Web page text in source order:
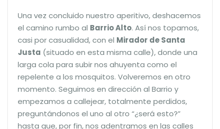
Una vez concluido nuestro aperitivo, deshacemos
el camino rumbo al Barrio Alto. Así nos topamos,
casi por casualidad, con el Mirador de Santa
Justa (situado en esta misma calle), donde una
larga cola para subir nos ahuyenta como el
repelente a los mosquitos. Volveremos en otro
momento. Seguimos en dirección al Barrio y
empezamos a callejear, totalmente perdidos,
preguntándonos el uno al otro “¿será esto?”
hasta que, por fin, nos adentramos en las calles